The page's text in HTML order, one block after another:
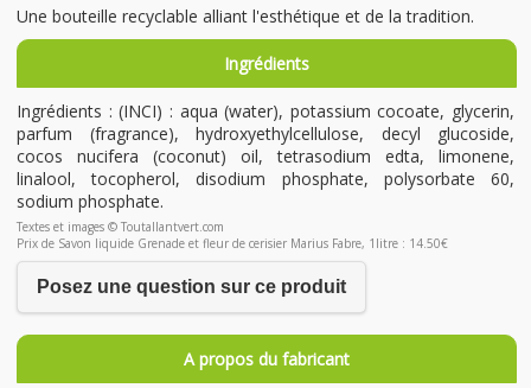
Une bouteille recyclable alliant l'esthétique et de la tradition.
Ingrédients
Ingrédients : (INCI) : aqua (water), potassium cocoate, glycerin,
parfum (fragrance), hydroxyethylcellulose, decyl glucoside,
cocos nucifera (coconut) oil, tetrasodium edta, limonene,
linalool, tocopherol, disodium phosphate, polysorbate 60,
sodium phosphate.
Textes et images © Toutallantvert.com
Prix de Savon liquide Grenade et fleur de cerisier Marius Fabre, 1litre : 14.50€
Posez une question sur ce produit
A propos du fabricant